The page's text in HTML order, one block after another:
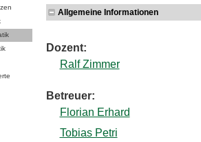
Allgemeine Informationen
Dozent:
Ralf Zimmer
Betreuer:
Florian Erhard
Tobias Petri